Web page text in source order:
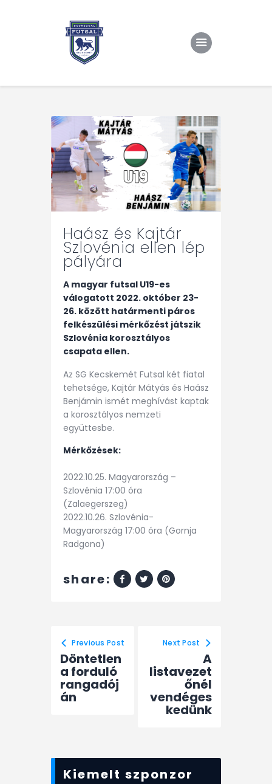
Rólunk/TAO
Eredmények, csapat
Hírek
Kapcsolat
Haász és Kajtár
Szlovénia ellen lép
pályára
A magyar futsal U19-es
válogatott 2022. október 23-
26. között határmenti páros
felkészülési mérkőzést játszik
Szlovénia korosztályos
csapata ellen.
Az SG Kecskemét Futsal két fiatal
tehetsége, Kajtár Mátyás és Haász
Benjámin ismét meghívást kaptak
a korosztályos nemzeti
együttesbe.
Mérkőzések:
2022.10.25. Magyarország –
Szlovénia 17:00 óra
(Zalaegerszeg)
2022.10.26. Szlovénia-
Magyarország 17:00 óra (Gornja
Radgona)
share:
Previous Post
Döntetlen
a forduló
rangadój
án
Next Post
A
listavezet
őnél
vendéges
kedünk
Kiemelt szponzor